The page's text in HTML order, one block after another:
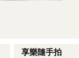
享樂隨手拍